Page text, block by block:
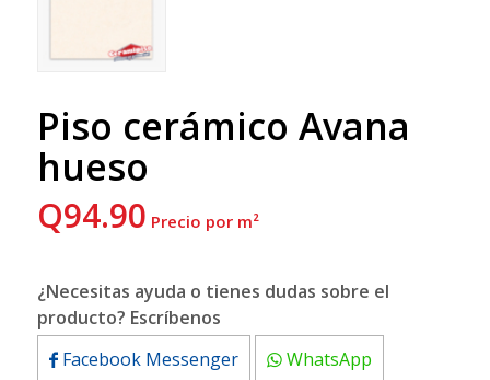
Piso cerámico Avana
hueso
Q94.90 Precio por m²
¿Necesitas ayuda o tienes dudas sobre el
producto? Escríbenos
Facebook Messenger
WhatsApp